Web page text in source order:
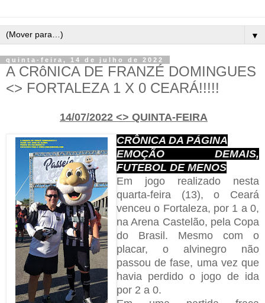
▼
quinta-feira, 14 de julho de 2022
A CRôNICA DE FRANZÉ DOMINGUES
<> FORTALEZA 1 X 0 CEARÁ!!!!!
14/07/2022 <> QUINTA-FEIRA
CRÔNICA DA PÁGINA
EMOÇÃO DEMAIS,
FUTEBOL DE MENOS
Em jogo realizado nesta
quarta-feira (13), o Ceará
venceu o Fortaleza, por 1 a 0,
na Arena Castelão, pela Copa
do Brasil. Mesmo com o
placar, o alvinegro não
passou de fase, uma vez que
havia perdido o jogo de ida
por 2 a 0.